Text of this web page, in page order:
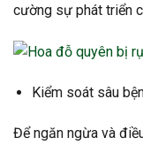
cường sự phát triển
Kiểm soát sâu
Để ngăn ngừa và